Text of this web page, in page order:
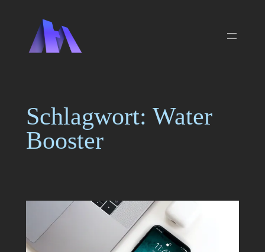
springen
Schlagwort: Water
Booster